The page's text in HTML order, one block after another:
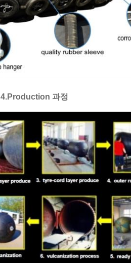
4.Production 과정